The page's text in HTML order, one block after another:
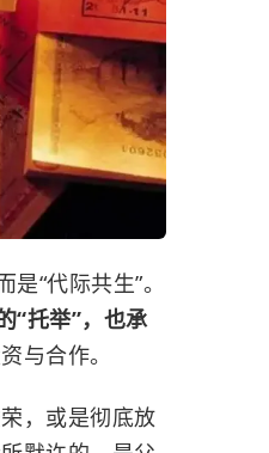
“代际共生”。
“托举”，也承
与合作。
，或是彻底放